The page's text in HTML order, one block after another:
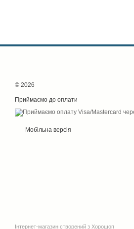
© 2026
Приймаємо до оплати
Мобільна версія
Інтернет-магазин створений з Хорошоп